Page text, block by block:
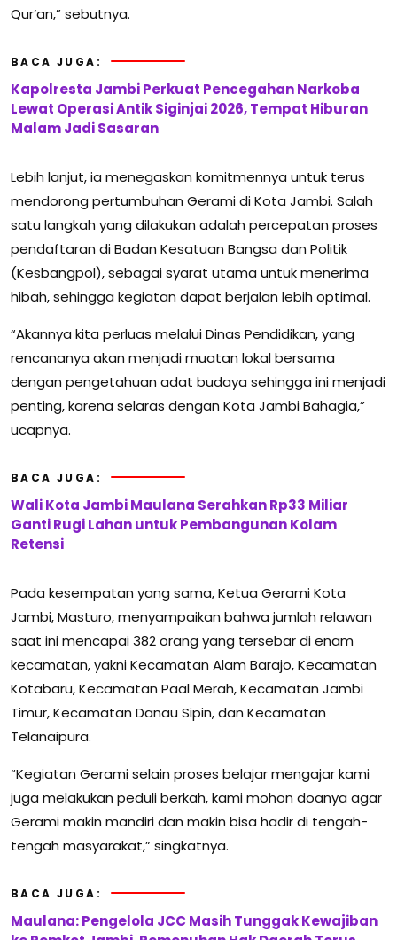
Qur’an,” sebutnya.
BACA JUGA:
Kapolresta Jambi Perkuat Pencegahan Narkoba
Lewat Operasi Antik Siginjai 2026, Tempat Hiburan
Malam Jadi Sasaran
Lebih lanjut, ia menegaskan komitmennya untuk terus
mendorong pertumbuhan Gerami di Kota Jambi. Salah
satu langkah yang dilakukan adalah percepatan proses
pendaftaran di Badan Kesatuan Bangsa dan Politik
(Kesbangpol), sebagai syarat utama untuk menerima
hibah, sehingga kegiatan dapat berjalan lebih optimal.
“Akannya kita perluas melalui Dinas Pendidikan, yang
rencananya akan menjadi muatan lokal bersama
dengan pengetahuan adat budaya sehingga ini menjadi
penting, karena selaras dengan Kota Jambi Bahagia,”
ucapnya.
BACA JUGA:
Wali Kota Jambi Maulana Serahkan Rp33 Miliar
Ganti Rugi Lahan untuk Pembangunan Kolam
Retensi
Pada kesempatan yang sama, Ketua Gerami Kota
Jambi, Masturo, menyampaikan bahwa jumlah relawan
saat ini mencapai 382 orang yang tersebar di enam
kecamatan, yakni Kecamatan Alam Barajo, Kecamatan
Kotabaru, Kecamatan Paal Merah, Kecamatan Jambi
Timur, Kecamatan Danau Sipin, dan Kecamatan
Telanaipura.
“Kegiatan Gerami selain proses belajar mengajar kami
juga melakukan peduli berkah, kami mohon doanya agar
Gerami makin mandiri dan makin bisa hadir di tengah-
tengah masyarakat,” singkatnya.
BACA JUGA:
Maulana: Pengelola JCC Masih Tunggak Kewajiban